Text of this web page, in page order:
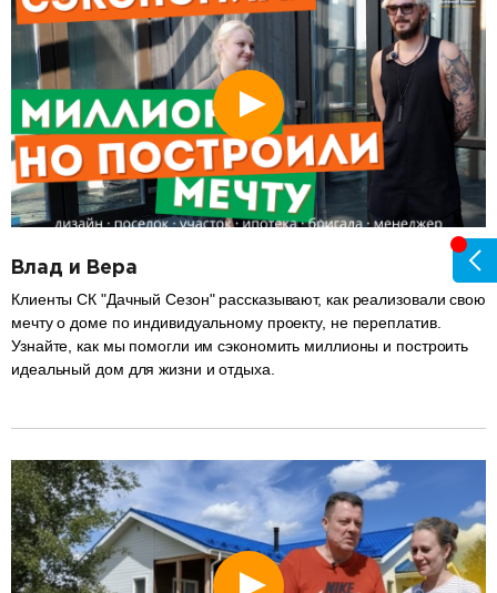
Влад и Вера
Клиенты СК "Дачный Сезон" рассказывают, как реализовали свою
мечту о доме по индивидуальному проекту, не переплатив.
Узнайте, как мы помогли им сэкономить миллионы и построить
идеальный дом для жизни и отдыха.